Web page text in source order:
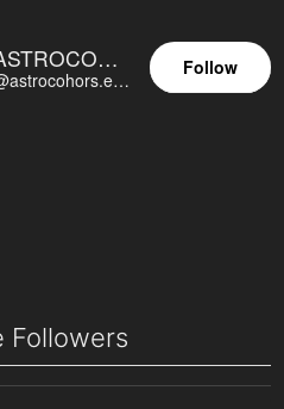
ASTROCOHORS EUNOIA ULTIMA
@astrocohors.eu@astrocohors.eu
Follow
Followers